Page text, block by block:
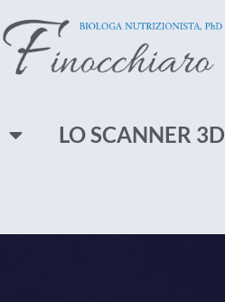
LO SCANNER 3D